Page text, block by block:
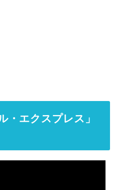
・エクスプレス」